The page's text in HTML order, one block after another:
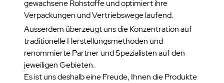
gewachsene Rohstoffe und optimiert ihre
Verpackungen und Vertriebswege laufend.
Ausserdem überzeugt uns die Konzentration auf
traditionelle Herstellungsmethoden und
renommierte Partner und Spezialisten auf den
jeweiligen Gebieten.
Es ist uns deshalb eine Freude, Ihnen die Produkte